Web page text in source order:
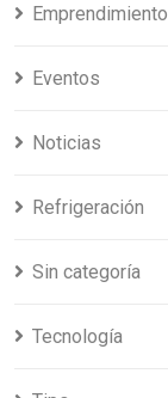
Emprendimiento
Eventos
Noticias
Refrigeración
Sin categoría
Tecnología